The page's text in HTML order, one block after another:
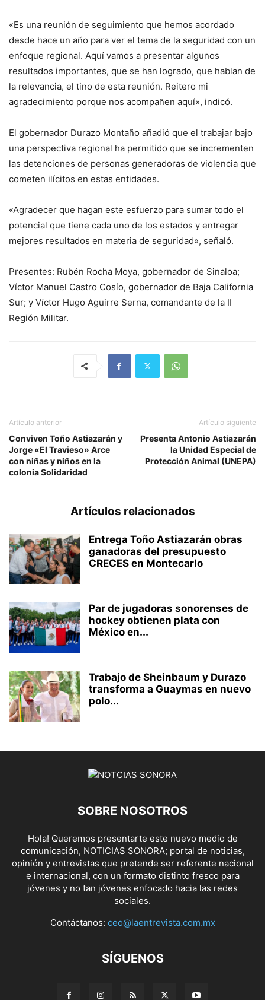
«Es una reunión de seguimiento que hemos acordado
desde hace un año para ver el tema de la seguridad con un
enfoque regional. Aquí vamos a presentar algunos
resultados importantes, que se han logrado, que hablan de
la relevancia, el tino de esta reunión. Reitero mi
agradecimiento porque nos acompañen aquí», indicó.
El gobernador Durazo Montaño añadió que el trabajar bajo
una perspectiva regional ha permitido que se incrementen
las detenciones de personas generadoras de violencia que
cometen ilícitos en estas entidades.
«Agradecer que hagan este esfuerzo para sumar todo el
potencial que tiene cada uno de los estados y entregar
mejores resultados en materia de seguridad», señaló.
Presentes: Rubén Rocha Moya, gobernador de Sinaloa;
Víctor Manuel Castro Cosío, gobernador de Baja California
Sur; y Víctor Hugo Aguirre Serna, comandante de la II
Región Militar.
Artículo anterior
Conviven Toño Astiazarán y
Jorge «El Travieso» Arce
con niñas y niños en la
colonia Solidaridad
Artículo siguiente
Presenta Antonio Astiazarán
la Unidad Especial de
Protección Animal (UNEPA)
Artículos relacionados
Entrega Toño Astiazarán obras
ganadoras del presupuesto
CRECES en Montecarlo
Par de jugadoras sonorenses de
hockey obtienen plata con
México en...
Trabajo de Sheinbaum y Durazo
transforma a Guaymas en nuevo
polo...
SOBRE NOSOTROS
Hola! Queremos presentarte este nuevo medio de
comunicación, NOTICIAS SONORA; portal de noticias,
opinión y entrevistas que pretende ser referente nacional
e internacional, con un formato distinto fresco para
jóvenes y no tan jóvenes enfocado hacia las redes
sociales.
Contáctanos: ceo@laentrevista.com.mx
SÍGUENOS